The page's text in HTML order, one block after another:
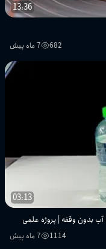
13:36
682 7 ماه پیش
03:13
آب بدون وقفه | پروژه علمی
1114 7 ماه پیش